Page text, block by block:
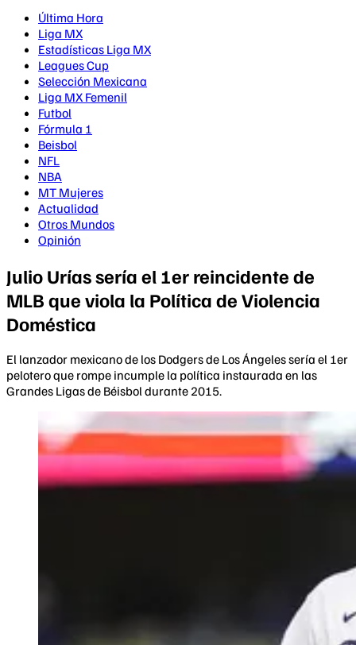
Última Hora
Liga MX
Estadísticas Liga MX
Leagues Cup
Selección Mexicana
Liga MX Femenil
Futbol
Fórmula 1
Beisbol
NFL
NBA
MT Mujeres
Actualidad
Otros Mundos
Opinión
Julio Urías sería el 1er reincidente de
MLB que viola la Política de Violencia
Doméstica
El lanzador mexicano de los Dodgers de Los Ángeles sería el 1er
pelotero que rompe incumple la política instaurada en las
Grandes Ligas de Béisbol durante 2015.